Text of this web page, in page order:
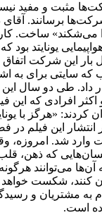
مثبت و مفید
برسانند. آقای
را می‌شکند» ساخت.
یونایتد بود که
این شرکت اتفاق
که سایتی برای به
داد. طی دو سال این
افرادی که این
کردند: «هرگز با
این فیلم در
وارد شد. امروزه،
که ذهن،
می‌توانند
کنند، شکست خواهد
به مشتریان و
است.